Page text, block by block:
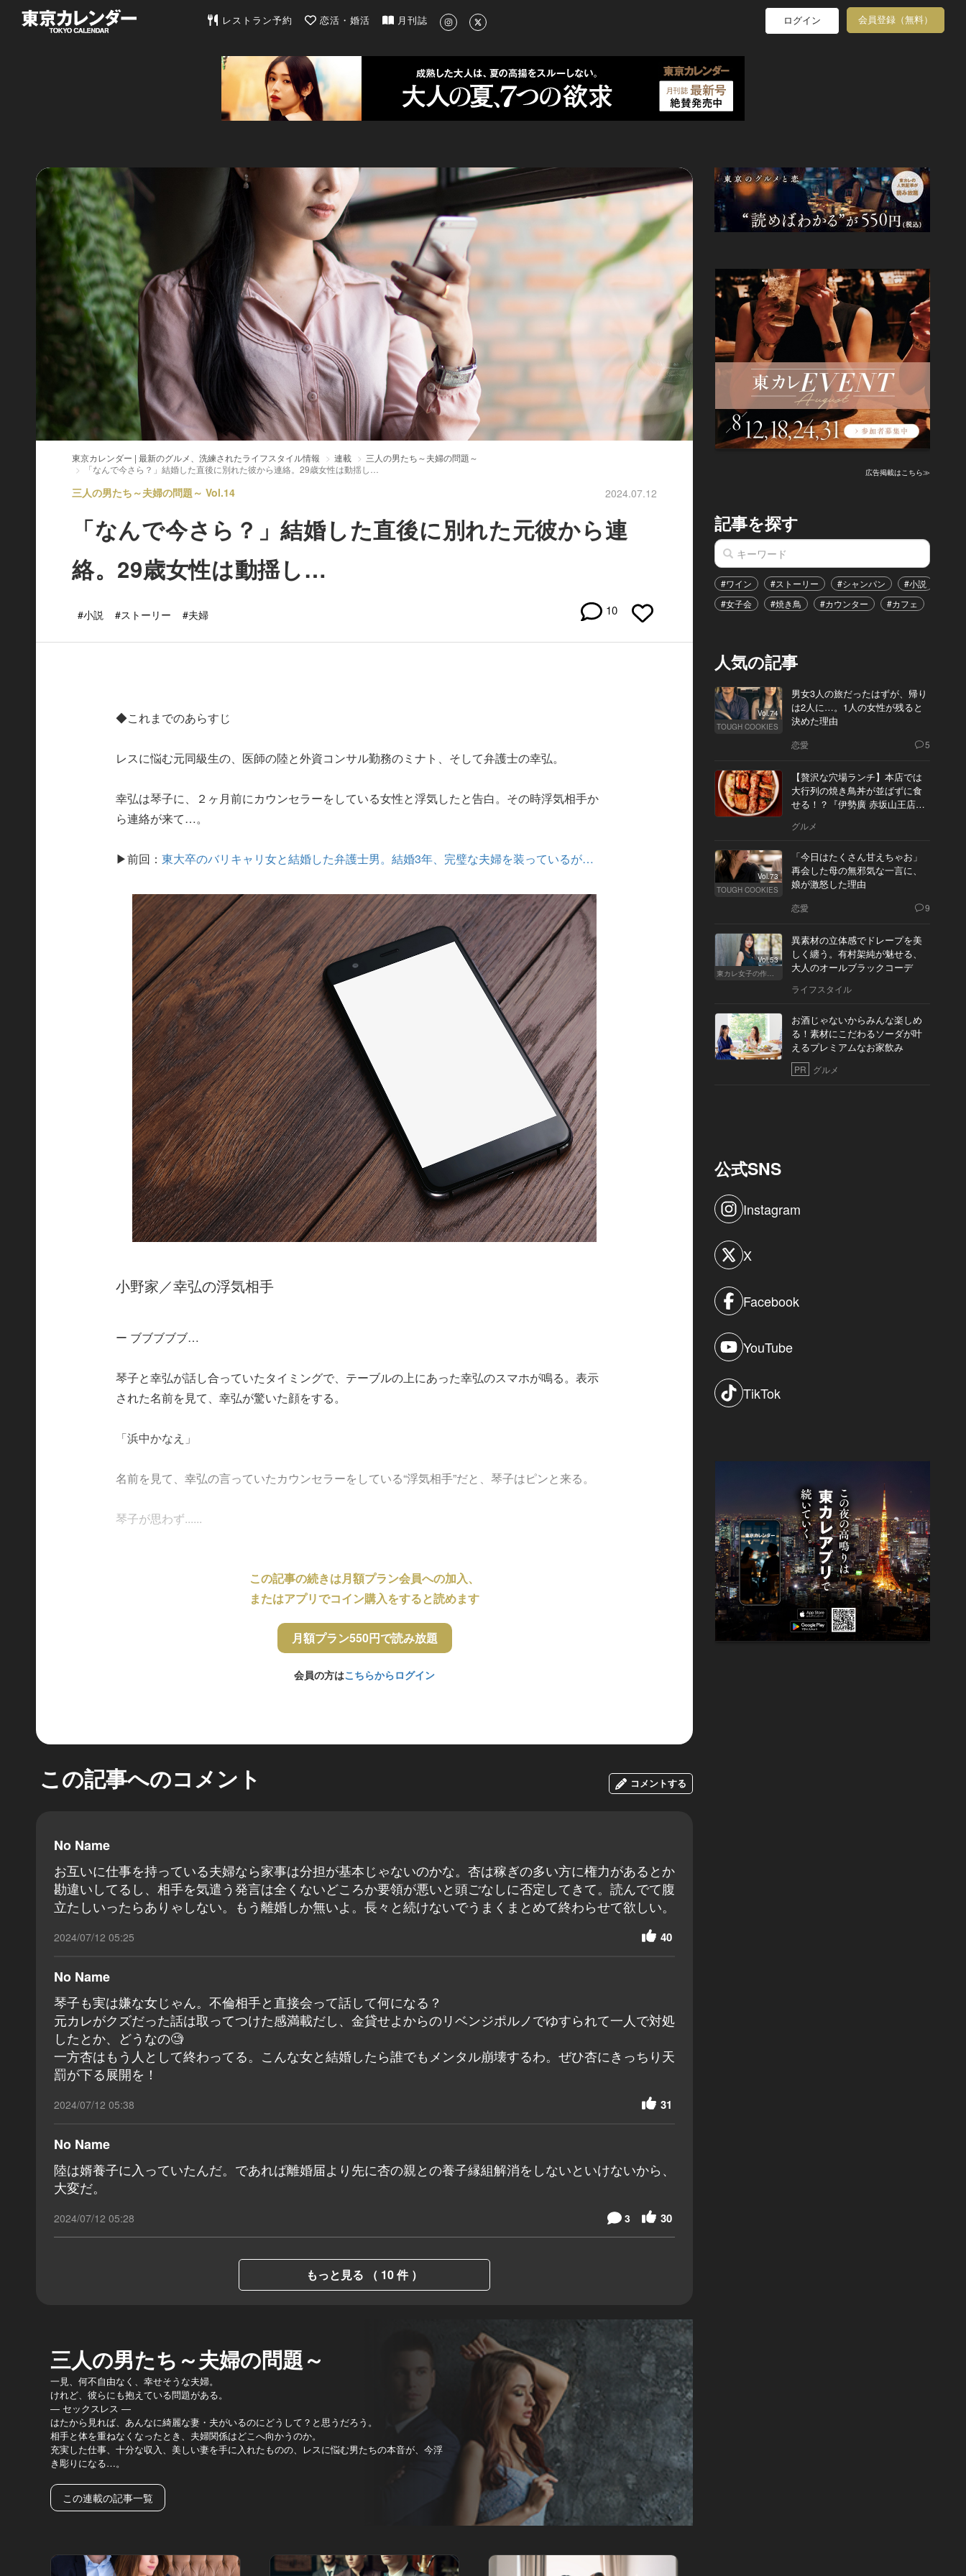
東京カレンダー | 最新のグルメ、洗練されたライフスタイル情報
レストラン予約 恋活・婚活 月刊誌 ログイン 会員登録（無料）
東京カレンダー | 最新のグルメ、洗練されたライフスタイル情報 連載
三人の男たち～夫婦の問題～
「なんで今さら？」結婚した直後に別れた彼から連絡。29歳女性は動揺し…
三人の男たち～夫婦の問題～ Vol.14 2024.07.12
「なんで今さら？」結婚した直後に別れた元彼から連
絡。29歳女性は動揺し…
#小説 #ストーリー #夫婦 10
◆これまでのあらすじ
レスに悩む元同級生の、医師の陸と外資コンサル勤務のミナト、そして弁護士の幸弘。
幸弘は琴子に、２ヶ月前にカウンセラーをしている女性と浮気したと告白。その時浮気相手か
ら連絡が来て…。
▶前回：東大卒のバリキャリ女と結婚した弁護士男。結婚3年、完璧な夫婦を装っているが…
小野家／幸弘の浮気相手
ー ブブブブブ…
琴子と幸弘が話し合っていたタイミングで、テーブルの上にあった幸弘のスマホが鳴る。表示
された名前を見て、幸弘が驚いた顔をする。
「浜中かなえ」
名前を見て、幸弘の言っていたカウンセラーをしている“浮気相手”だと、琴子はピンと来る。
琴子が思わず......
この記事の続きは月額プラン会員への加入、
またはアプリでコイン購入をすると読めます
月額プラン550円で読み放題
会員の方はこちらからログイン
この記事へのコメント コメントする
No Name
お互いに仕事を持っている夫婦なら家事は分担が基本じゃないのかな。杏は稼ぎの多い方に権力があるとか
勘違いしてるし、相手を気遣う発言は全くないどころか要領が悪いと頭ごなしに否定してきて。読んでて腹
立たしいったらありゃしない。もう離婚しか無いよ。長々と続けないでうまくまとめて終わらせて欲しい。
2024/07/12 05:25 40
No Name
琴子も実は嫌な女じゃん。不倫相手と直接会って話して何になる？
元カレがクズだった話は取ってつけた感満載だし、金貸せよからのリベンジポルノでゆすられて一人で対処
したとか、どうなの🧐
一方杏はもう人として終わってる。こんな女と結婚したら誰でもメンタル崩壊するわ。ぜひ杏にきっちり天
罰が下る展開を！
2024/07/12 05:38 31
No Name
陸は婿養子に入っていたんだ。であれば離婚届より先に杏の親との養子縁組解消をしないといけないから、
大変だ。
2024/07/12 05:28 30
3
もっと見る （ 10 件 ）
三人の男たち～夫婦の問題～
一見、何不自由なく、幸せそうな夫婦。
けれど、彼らにも抱えている問題がある。
― セックスレス ―
はたから見れば、あんなに綺麗な妻・夫がいるのにどうして？と思うだろう。
相手と体を重ねなくなったとき、夫婦関係はどこへ向かうのか。
充実した仕事、十分な収入、美しい妻を手に入れたものの、レスに悩む男たちの本音が、今浮
き彫りになる…。
この連載の記事一覧
広告掲載はこちら≫
記事を探す
#ワイン #ストーリー #シャンパン #小説
#女子会
#焼き鳥 #カウンター #カフェ
人気の記事
Vol.74
TOUGH COOKIES
男女3人の旅だったはずが、帰り
は2人に…。1人の女性が残ると
決めた理由
恋愛 5
【贅沢な穴場ランチ】本店では
大行列の焼き鳥丼が並ばずに食
せる！？『伊勢廣 赤坂山王店』
グルメ
Vol.73
TOUGH COOKIES
「今日はたくさん甘えちゃお」
再会した母の無邪気な一言に、
娘が激怒した理由
恋愛 9
Vol.53
東カレ女子の作り方
異素材の立体感でドレープを美
しく纏う。有村架純が魅せる、
大人のオールブラックコーデ
ライフスタイル
お酒じゃないからみんな楽しめ
る！素材にこだわるソーダが叶
えるプレミアムなお家飲み
PR グルメ
公式SNS
Instagram
X
Facebook
YouTube
TikTok